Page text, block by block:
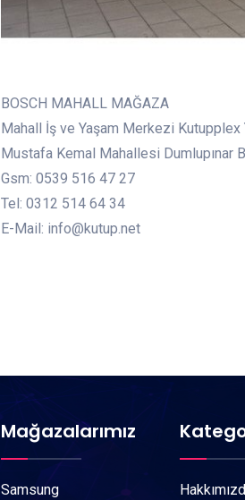
BOSCH MAHALL MAĞAZA
Mahall İş ve Yaşam Merkezi Kutupplex
Mustafa Kemal Mahallesi Dumlupınar
Gsm: 0539 516 47 27
Tel: 0312 514 64 34
E-Mail: info@kutup.net
Mağazalarımız
Samsung